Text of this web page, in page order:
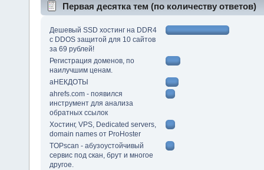
Первая десятка тем (по количеству ответов)
Дешевый SSD хостинг на DDR4
с DDOS защитой для 10 сайтов
за 69 рублей!
Регистрация доменов, по
наилучшим ценам.
аНЕКДОТЫ
ahrefs.com - появился
инструмент для анализа
обратных ссылок
Хостинг, VPS, Dedicated servers,
domain names от ProHoster
TOPscan - абузоустойчивый
сервис под скан, брут и многое
другое.